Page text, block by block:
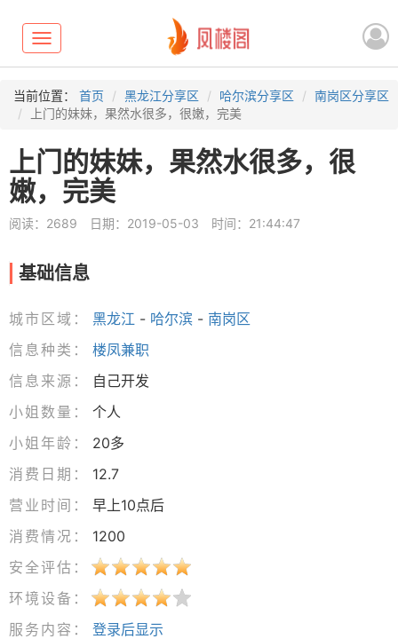
Toggle
navigation
当前位置： 首页 黑龙江分享区 哈尔滨分享区
南岗区分享区
上门的妹妹，果然水很多，很嫩，完美
上门的妹妹，果然水很多，很
嫩，完美
阅读：2689 日期：2019-05-03 时间：21:44:47
基础信息
城市区域： 黑龙江 - 哈尔滨 - 南岗区
信息种类：
楼凤兼职
信息来源：
自己开发
小姐数量：
个人
小姐年龄：
20多
消费日期：
12.7
营业时间：
早上10点后
消费情况：
1200
安全评估：
环境设备：
服务内容：
登录后显示